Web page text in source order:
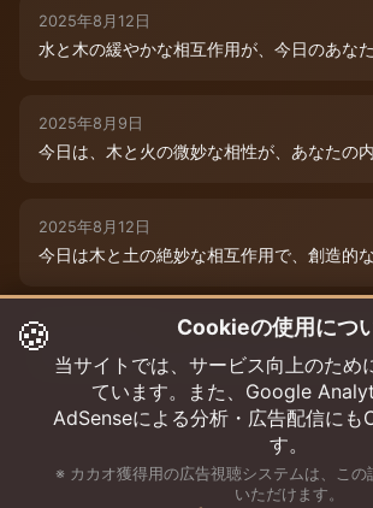
2025年8月12日
水と木の緩やかな相互作用が、今日のあな
2025年8月9日
今日は、木と火の微妙な相性が、あなたの
2025年8月12日
今日は木と土の絶妙な相互作用で、創造的
2025年8月12日
今日は、燃えるような情熱と成長のエネル
🍪 Cookieの使用につ
当サイトでは、サービス向上のため
ています。また、Google
AdSenseによる分析・広告配信にも
す。
※ カカオ獲得用の広告視聴システムは、この
いただけます。